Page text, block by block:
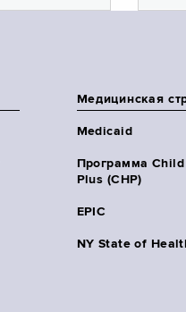
Медицинская
Medicaid
Программа
Plus (CHP)
EPIC
NY State of